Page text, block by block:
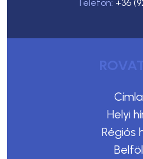
Telefon: +36
Helyi
Régiós